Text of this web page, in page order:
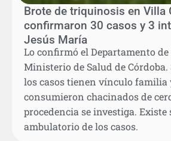
Brote de triquinosis en Villa
confirmaron 30 casos y 3
Jesús María
Lo confirmó el Departamento
Ministerio de Salud de
los casos tienen vínculo familia
consumieron chacinados de
procedencia se investiga.
ambulatorio de los casos.